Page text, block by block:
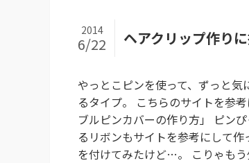
ヘアクリップ作り
2014
6/22
やっとこピンを使って、ずっと
るタイプ。 こちらのサイトを参
ブルピンカバーの作り方」 ピン
るリボンもサイトを参考にして
を付けてみたけど…。 こりゃも